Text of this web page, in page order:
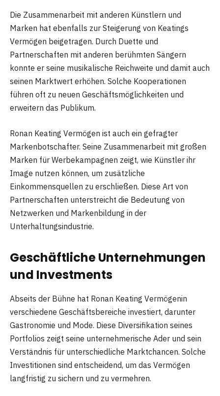
Die Zusammenarbeit mit anderen Künstlern und
Marken hat ebenfalls zur Steigerung von Keatings
Vermögen beigetragen. Durch Duette und
Partnerschaften mit anderen berühmten Sängern
konnte er seine musikalische Reichweite und damit auch
seinen Marktwert erhöhen. Solche Kooperationen
führen oft zu neuen Geschäftsmöglichkeiten und
erweitern das Publikum.
Ronan Keating Vermögen ist auch ein gefragter
Markenbotschafter. Seine Zusammenarbeit mit großen
Marken für Werbekampagnen zeigt, wie Künstler ihr
Image nutzen können, um zusätzliche
Einkommensquellen zu erschließen. Diese Art von
Partnerschaften unterstreicht die Bedeutung von
Netzwerken und Markenbildung in der
Unterhaltungsindustrie.
Geschäftliche Unternehmungen
und Investments
Abseits der Bühne hat Ronan Keating Vermögenin
verschiedene Geschäftsbereiche investiert, darunter
Gastronomie und Mode. Diese Diversifikation seines
Portfolios zeigt seine unternehmerische Ader und sein
Verständnis für unterschiedliche Marktchancen. Solche
Investitionen sind entscheidend, um das Vermögen
langfristig zu sichern und zu vermehren.